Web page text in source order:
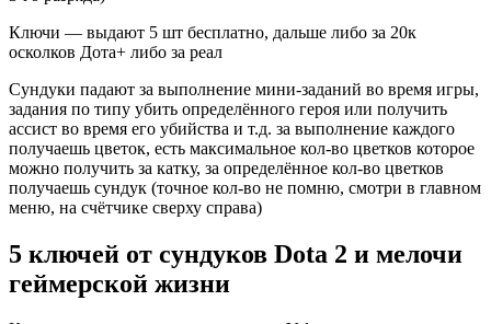
Ключи — выдают 5 шт бесплатно, дальше либо за 20к
осколков Дота+ либо за реал
Сундуки падают за выполнение мини-заданий во время игры,
задания по типу убить определённого героя или получить
ассист во время его убийства и т.д. за выполнение каждого
получаешь цветок, есть максимальное кол-во цветков которое
можно получить за катку, за определённое кол-во цветков
получаешь сундук (точное кол-во не помню, смотри в главном
меню, на счётчике сверху справа)
5 ключей от сундуков Dota 2 и мелочи
геймерской жизни